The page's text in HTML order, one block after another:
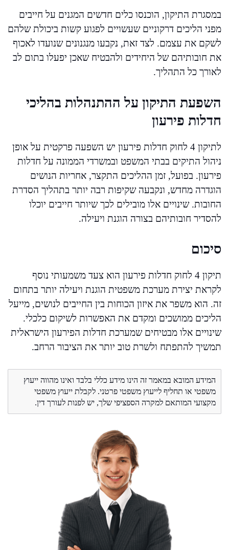
במסגרת התיקון, הוכנסו כלים חדשים המגנים על חייבים
מפני הליכים דרקוניים שעשויים לפגוע קשות ביכולת שלהם
לשקם את עצמם. לצד זאת, נקבעו מנגנונים שנועדו לאכוף
את חובותיהם של היחידים ולהבטיח שאכן יפעלו בתום לב
לאורך כל התהליך.
השפעת התיקון על ההתנהלות בהליכי
חדלות פירעון
לתיקון 4 לחוק חדלות פירעון יש השפעה פרקטית על אופן
ניהול התיקים בבתי המשפט ובמשרדי הממונה על חדלות
פירעון. בפועל, זמן ההליכים התקצר, אחריות הנושים
הוגדרה מחדש, ונקבעה שקיפות רבה יותר בתהליך הסדרת
החובות. שינויים אלו מובילים לכך שיותר חייבים יוכלו
להסדיר חובותיהם בצורה הוגנת ויעילה.
סיכום
תיקון 4 לחוק חדלות פירעון הוא צעד משמעותי נוסף
לקראת יצירת מערכת משפטית הוגנת ויעילה יותר בתחום
זה. הוא משפר את איזון הכוחות בין החייבים לנושים, מייעל
הליכים ממושכים ומקדם את האפשרות לשיקום כלכלי.
שינויים אלו מבטיחים שמערכת חדלות הפירעון הישראלית
תמשיך להתפתח ולשרת טוב יותר את הציבור הרחב.
המידע המובא במאמר זה הינו מידע כללי בלבד ואינו מהווה ייעוץ
משפטי או תחליף לייעוץ משפטי פרטני. לקבלת ייעוץ משפטי
מקצועי המותאם למקרה הספציפי שלך, יש לפנות לעורך דין.